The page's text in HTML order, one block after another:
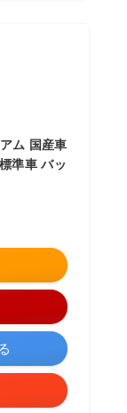
ム 国産車
準車 バッ